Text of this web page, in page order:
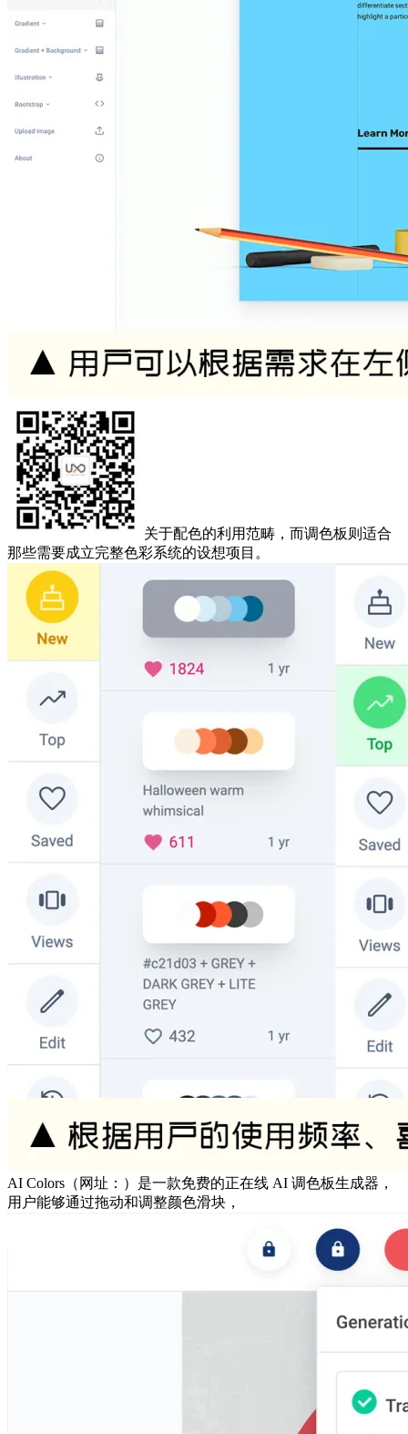
关于配色的利用范畴，而调色板则适合
那些需要成立完整色彩系统的设想项目。
AI Colors（网址：）是一款免费的正在线 AI 调色板生成器，
用户能够通过拖动和调整颜色滑块，